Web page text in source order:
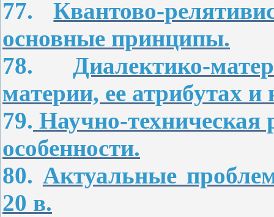
77.Квантово-
основные принципы.
78. Диалектико-
материи, ее атрибутах
79. Научно-техническая
особенности.
80. Актуальные
20 в.